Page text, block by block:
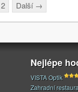
2 Další →
Nejlépe
VISTA Optik
Zahradní